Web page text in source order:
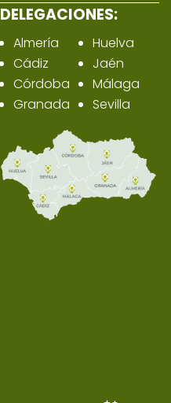
DELEGACIONES:
Almería
Cádiz
Córdoba
Granada
Huelva
Jaén
Málaga
Sevilla